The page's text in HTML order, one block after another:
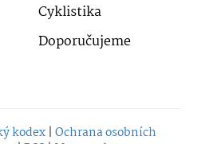
Cyklistika
Doporučujeme
kodex | Ochrana osobních